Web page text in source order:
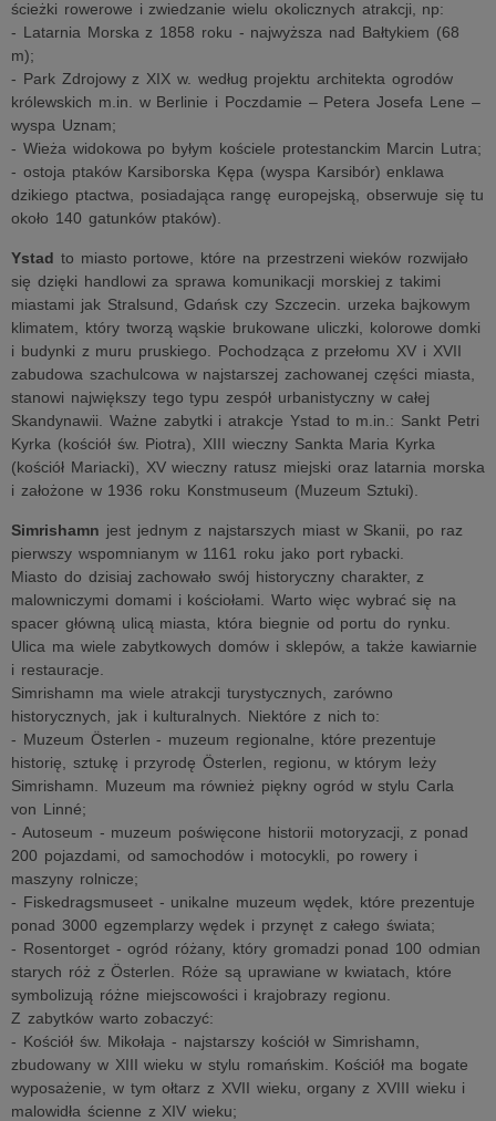
ścieżki rowerowe i zwiedzanie wielu okolicznych atrakcji, np:
- Latarnia Morska z 1858 roku - najwyższa nad Bałtykiem (68
m);
- Park Zdrojowy z XIX w. według projektu architekta ogrodów
królewskich m.in. w Berlinie i Poczdamie – Petera Josefa Lene –
wyspa Uznam;
- Wieża widokowa po byłym kościele protestanckim Marcin Lutra;
- ostoja ptaków Karsiborska Kępa (wyspa Karsibór) enklawa
dzikiego ptactwa, posiadająca rangę europejską, obserwuje się tu
około 140 gatunków ptaków).
Ystad to miasto portowe, które na przestrzeni wieków rozwijało
się dzięki handlowi za sprawa komunikacji morskiej z takimi
miastami jak Stralsund, Gdańsk czy Szczecin. urzeka bajkowym
klimatem, który tworzą wąskie brukowane uliczki, kolorowe domki
i budynki z muru pruskiego. Pochodząca z przełomu XV i XVII
zabudowa szachulcowa w najstarszej zachowanej części miasta,
stanowi największy tego typu zespół urbanistyczny w całej
Skandynawii. Ważne zabytki i atrakcje Ystad to m.in.: Sankt Petri
Kyrka (kościół św. Piotra), XIII wieczny Sankta Maria Kyrka
(kościół Mariacki), XV wieczny ratusz miejski oraz latarnia morska
i założone w 1936 roku Konstmuseum (Muzeum Sztuki).
Simrishamn jest jednym z najstarszych miast w Skanii, po raz
pierwszy wspomnianym w 1161 roku jako port rybacki.
Miasto do dzisiaj zachowało swój historyczny charakter, z
malowniczymi domami i kościołami. Warto więc wybrać się na
spacer główną ulicą miasta, która biegnie od portu do rynku.
Ulica ma wiele zabytkowych domów i sklepów, a także kawiarnie
i restauracje.
Simrishamn ma wiele atrakcji turystycznych, zarówno
historycznych, jak i kulturalnych. Niektóre z nich to:
- Muzeum Österlen - muzeum regionalne, które prezentuje
historię, sztukę i przyrodę Österlen, regionu, w którym leży
Simrishamn. Muzeum ma również piękny ogród w stylu Carla
von Linné;
- Autoseum - muzeum poświęcone historii motoryzacji, z ponad
200 pojazdami, od samochodów i motocykli, po rowery i
maszyny rolnicze;
- Fiskedragsmuseet - unikalne muzeum wędek, które prezentuje
ponad 3000 egzemplarzy wędek i przynęt z całego świata;
- Rosentorget - ogród różany, który gromadzi ponad 100 odmian
starych róż z Österlen. Róże są uprawiane w kwiatach, które
symbolizują różne miejscowości i krajobrazy regionu.
Z zabytków warto zobaczyć:
- Kościół św. Mikołaja - najstarszy kościół w Simrishamn,
zbudowany w XIII wieku w stylu romańskim. Kościół ma bogate
wyposażenie, w tym ołtarz z XVII wieku, organy z XVIII wieku i
malowidła ścienne z XIV wieku;